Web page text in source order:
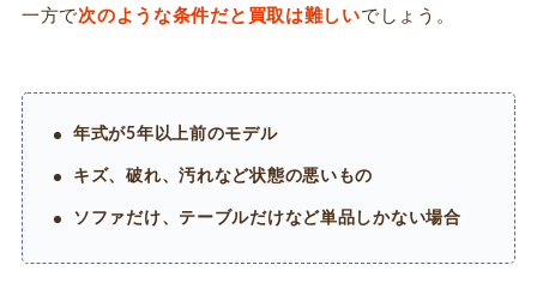
一方で次のような条件だと買取は難しいでしょう。
年式が5年以上前のモデル
キズ、破れ、汚れなど状態の悪いもの
ソファだけ、テーブルだけなど単品しかない場合